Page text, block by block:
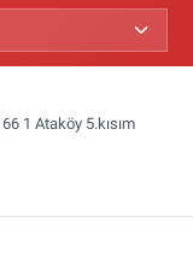
1 Ataköy 5.kısım